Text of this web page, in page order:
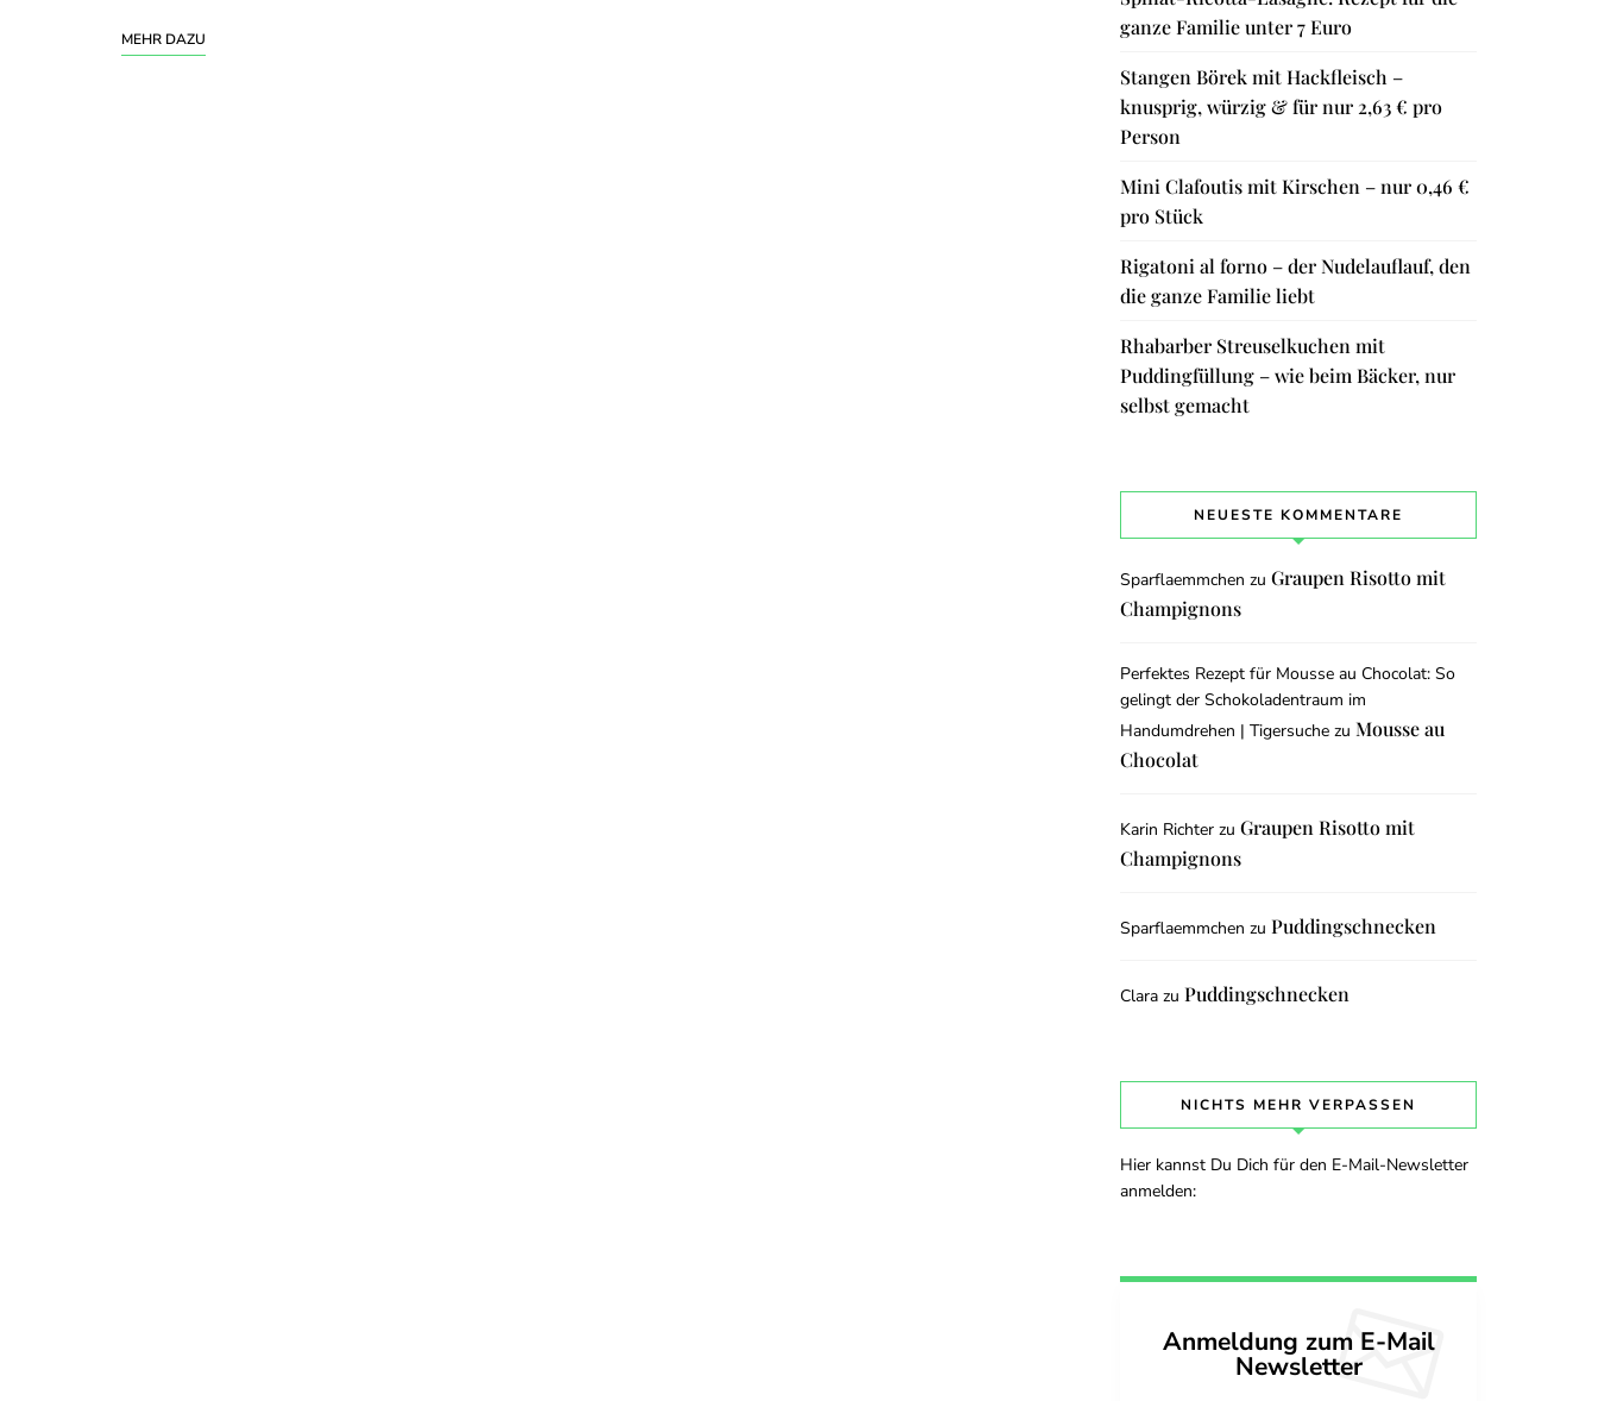
MEHR DAZU
ganze Familie unter 7 Euro
Stangen Börek mit Hackfleisch –
knusprig, würzig & für nur 2,63 € pro
Person
Mini Clafoutis mit Kirschen – nur 0,46 €
pro Stück
Rigatoni al forno – der Nudelauflauf, den
die ganze Familie liebt
Rhabarber Streuselkuchen mit
Puddingfüllung – wie beim Bäcker, nur
selbst gemacht
NEUESTE KOMMENTARE
Sparflaemmchen zu Graupen Risotto mit
Champignons
Perfektes Rezept für Mousse au Chocolat: So
gelingt der Schokoladentraum im
Handumdrehen | Tigersuche zu Mousse au
Chocolat
Karin Richter zu Graupen Risotto mit
Champignons
Sparflaemmchen zu Puddingschnecken
Clara zu Puddingschnecken
NICHTS MEHR VERPASSEN
Hier kannst Du Dich für den E-Mail-Newsletter
anmelden:
Anmeldung zum E-Mail
Newsletter